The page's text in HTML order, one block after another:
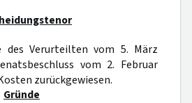
des Verurteilten vom 5. März
vom 2. Februar
zurückgewiesen.
Gründe